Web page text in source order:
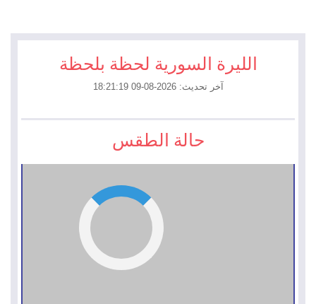
الليرة السورية لحظة بلحظة
آخر تحديث: 2026-08-09 18:21:19
حالة الطقس